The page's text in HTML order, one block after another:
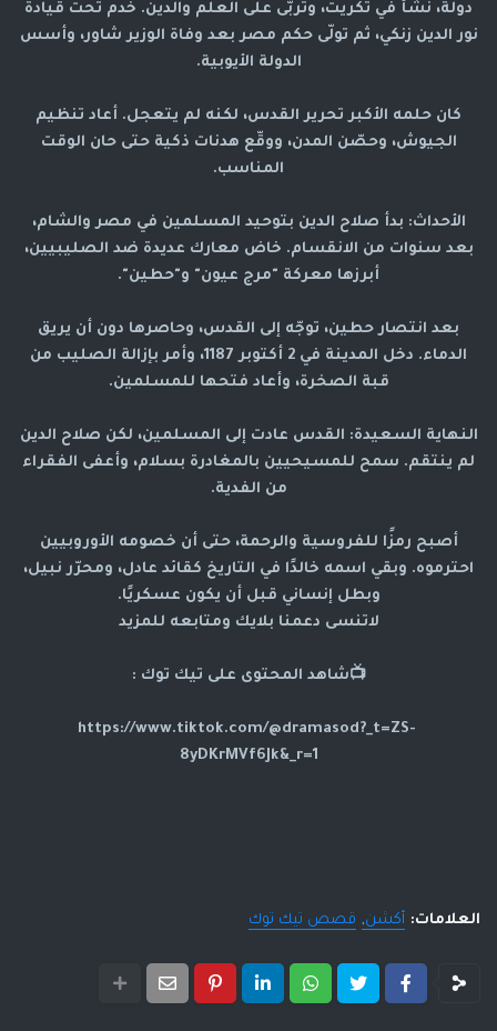
دولة، نشأ في تكريت، وتربّى على العلم والدين. خدم تحت قيادة
نور الدين زنكي، ثم تولّى حكم مصر بعد وفاة الوزير شاور، وأسس
الدولة الأيوبية.
كان حلمه الأكبر تحرير القدس، لكنه لم يتعجل. أعاد تنظيم
الجيوش، وحصّن المدن، ووقّع هدنات ذكية حتى حان الوقت
المناسب.
الأحداث: بدأ صلاح الدين بتوحيد المسلمين في مصر والشام،
بعد سنوات من الانقسام. خاض معارك عديدة ضد الصليبيين،
أبرزها معركة "مرج عيون" و"حطين".
بعد انتصار حطين، توجّه إلى القدس، وحاصرها دون أن يريق
الدماء. دخل المدينة في 2 أكتوبر 1187، وأمر بإزالة الصليب من
قبة الصخرة، وأعاد فتحها للمسلمين.
النهاية السعيدة: القدس عادت إلى المسلمين، لكن صلاح الدين
لم ينتقم. سمح للمسيحيين بالمغادرة بسلام، وأعفى الفقراء
من الفدية.
أصبح رمزًا للفروسية والرحمة، حتى أن خصومه الأوروبيين
احترموه. وبقي اسمه خالدًا في التاريخ كقائد عادل، ومحرّر نبيل،
وبطل إنساني قبل أن يكون عسكريًا.
لاتنسى دعمنا بلايك ومتابعه للمزيد
📺شاهد المحتوى على تيك توك :
https://www.tiktok.com/@dramasod?_t=ZS-
8yDKrMVf6Jk&_r=1
العلامات: أكشن قصص تيك توك